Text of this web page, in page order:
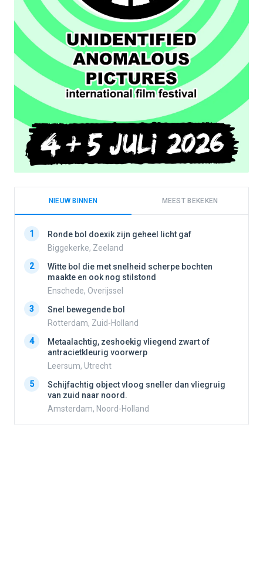
NIEUW BINNEN MEEST BEKEKEN
1
Ronde bol doexik zijn geheel licht gaf
Biggekerke, Zeeland
2
Witte bol die met snelheid scherpe bochten
maakte en ook nog stilstond
Enschede, Overijssel
3
Snel bewegende bol
Rotterdam, Zuid-Holland
4
Metaalachtig, zeshoekig vliegend zwart of
antracietkleurig voorwerp
Leersum, Utrecht
5
Schijfachtig object vloog sneller dan vliegruig
van zuid naar noord.
Amsterdam, Noord-Holland